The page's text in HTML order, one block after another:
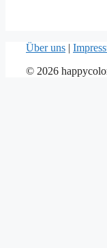
Über uns |
© 2026